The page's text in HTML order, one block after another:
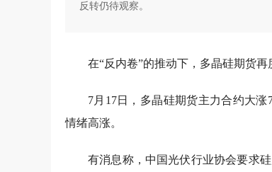
反转仍待观察。
在“反内卷”的推动下，多晶硅期货再
7月17日，多晶硅期货主力合约大
情绪高涨。
有消息称，中国光伏行业协会要求